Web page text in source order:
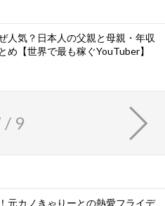
人気？日本人の父親と母親・年収
め【世界で最も稼ぐYouTuber】
/ 9
元カノきゃりーとの熱愛フライデ